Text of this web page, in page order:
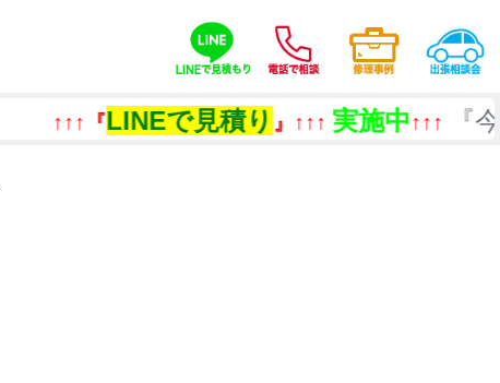
LINEで見積り』↑↑↑実施中↑↑↑『今あるも